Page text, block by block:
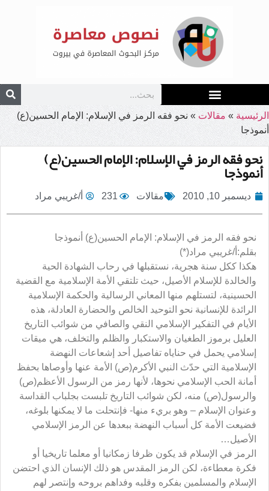
الرئيسية » مقالات » نحو فقه الرمز في الإسلام: الإمام الحسين(ع)
أنموذجا
نحو فقه الرمز في الإسلام: الإمام الحسين(ع)
أنموذجا
ديسمبر 10, 2010 مقالات 231 أ/غريبي مراد
نحو فقه الرمز في الإسلام: الإمام الحسين(ع) أنموذجا
بقلم:أ/غريبي مراد(*)
هكذا ككل سنة هجرية، نستقبلها في رحاب الشهادة الحية
والخالدة للإسلام الأصيل، حيث تلتقي الأمة الإسلامية مع القضية
الحسينية، لتستلهم منها المعاني الرسالية والحكمة الإسلامية
الرائدة للإنسانية نحو التوحيد الخالص والحضارة العادلة، هذه
الأيام في التفكير الإسلامي النقي والصافي من شوائب التاريخ
العليل برموز الطغيان والاستكبار والظلم والتخلف، هي ميقات
إسلامي يحمل في حناياه تفاصيل أحد إشعاعات النهضة
الإسلامية التي حدّث النبي الأكرم(ص) الأمة عنها وأوصاها بحفظ
أمانة الحب الإسلامي نحوها، لأنها رمز من الرسول الأعظم(ص)
والرسول(ص) منه، لكن شوائب التاريخ تلبست بجلباب القداسة
وعنوان الإسلام – وهو بريء منها- فإنتحلت ما لا يمكنها بلوغه،
فضيعت الأمة كل أسباب النهضة ببعدها عن الرمز الإسلامي
الأصيل…
الرمز في الإسلام قد يكون ظرفا زمكانيا أو معلما تاريخيا أو
فكرة معطاءة، لكن الرمز المقدس هو ذلك الإنسان الذي احتضن
الإسلام والمسلمين بفكره وقلبه وفداهم بروحه وإنتصر لهم